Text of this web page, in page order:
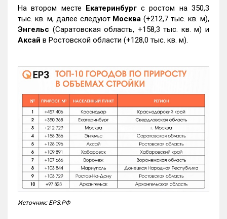
На втором месте Екатеринбургс ростом на 350,3
тыс. кв. м, далее следуют Москва (+212,7 тыс. кв. м),
Энгельс (Саратовская область, +158,3 тыс. кв. м) и
Аксай в Ростовской области (+128,0 тыс. кв. м).
Источник: ЕРЗ.РФ